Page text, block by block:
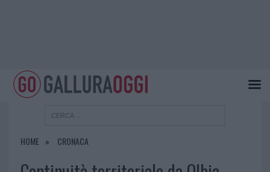
HOME CRONACA